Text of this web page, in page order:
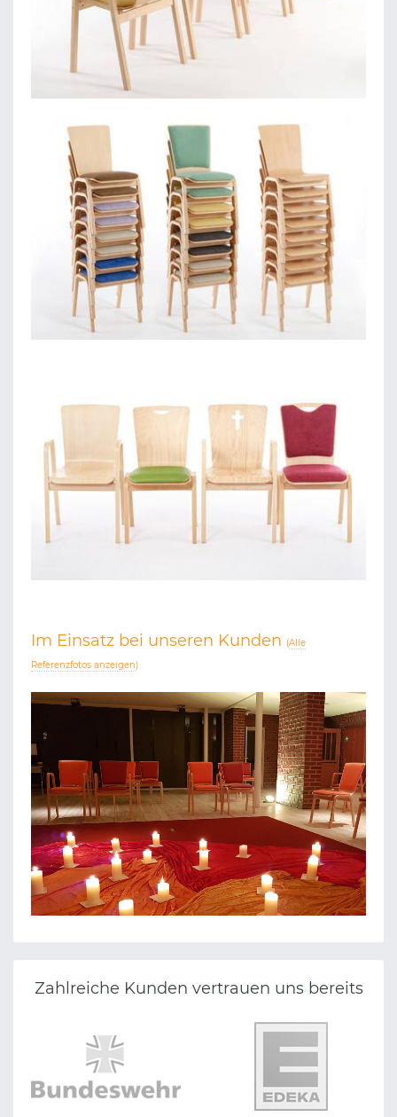
Im Einsatz bei unseren Kunden (Alle
Referenzfotos anzeigen)
Zahlreiche Kunden vertrauen uns bereits